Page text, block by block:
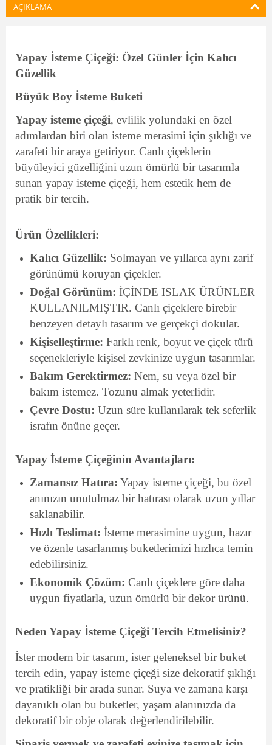
AÇIKLAMA
Yapay İsteme Çiçeği: Özel Günler İçin Kalıcı
Güzellik
Büyük Boy İsteme Buketi
Yapay isteme çiçeği, evlilik yolundaki en özel
adımlardan biri olan isteme merasimi için şıklığı ve
zarafeti bir araya getiriyor. Canlı çiçeklerin
büyüleyici güzelliğini uzun ömürlü bir tasarımla
sunan yapay isteme çiçeği, hem estetik hem de
pratik bir tercih.
Ürün Özellikleri:
Kalıcı Güzellik: Solmayan ve yıllarca aynı zarif
görünümü koruyan çiçekler.
Doğal Görünüm: İÇİNDE ISLAK ÜRÜNLER
KULLANILMIŞTIR. Canlı çiçeklere birebir
benzeyen detaylı tasarım ve gerçekçi dokular.
Kişiselleştirme: Farklı renk, boyut ve çiçek türü
seçenekleriyle kişisel zevkinize uygun tasarımlar.
Bakım Gerektirmez: Nem, su veya özel bir
bakım istemez. Tozunu almak yeterlidir.
Çevre Dostu: Uzun süre kullanılarak tek seferlik
israfın önüne geçer.
Yapay İsteme Çiçeğinin Avantajları:
Zamansız Hatıra: Yapay isteme çiçeği, bu özel
anınızın unutulmaz bir hatırası olarak uzun yıllar
saklanabilir.
Hızlı Teslimat: İsteme merasimine uygun, hazır
ve özenle tasarlanmış buketlerimizi hızlıca temin
edebilirsiniz.
Ekonomik Çözüm: Canlı çiçeklere göre daha
uygun fiyatlarla, uzun ömürlü bir dekor ürünü.
Neden Yapay İsteme Çiçeği Tercih Etmelisiniz?
İster modern bir tasarım, ister geleneksel bir buket
tercih edin, yapay isteme çiçeği size dekoratif şıklığı
ve pratikliği bir arada sunar. Suya ve zamana karşı
dayanıklı olan bu buketler, yaşam alanınızda da
dekoratif bir obje olarak değerlendirilebilir.